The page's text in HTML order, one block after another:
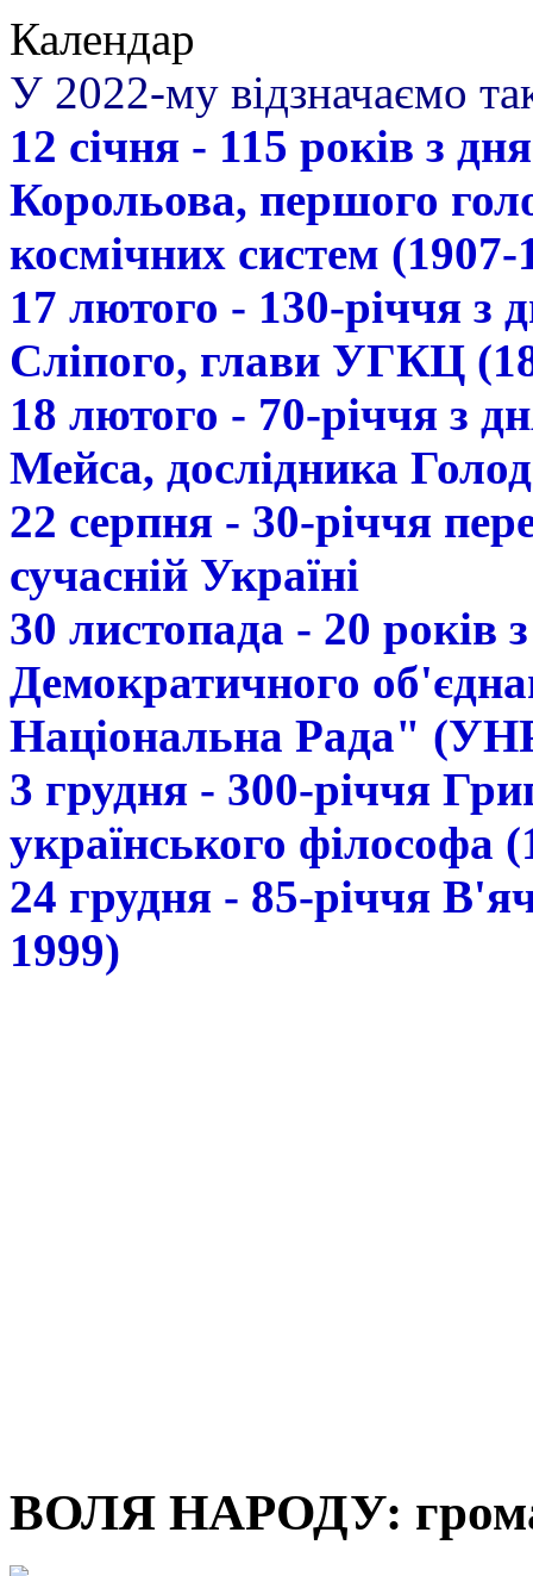
Календар
У 2022-му відзначаємо
12 січня - 115 років з
Корольова, першого
космічних систем (1907-
17 лютого - 130-річчя з
Сліпого, глави УГКЦ
18 лютого - 70-річчя з
Мейса, дослідника
22 серпня - 30-річчя
сучасній Україні
30 листопада - 20 років
Демократичного
Національна Рада"
3 грудня - 300-річчя
українського філософа
24 грудня - 85-річчя
1999)
ВОЛЯ НАРОДУ: